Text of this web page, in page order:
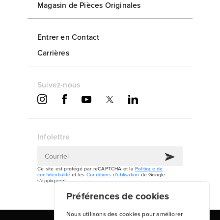
Magasin de Pièces Originales
Entrer en Contact
Carrières
Suivez-nous
Infolettre
Ce site est protégé par reCAPTCHA et la Politique de
confidentialité et les Conditions d’utilisation de Google
s’appliquent.
Préférences de cookies
Nous utilisons des cookies pour améliorer